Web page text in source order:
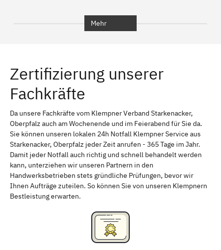
Erlangen Bamberg
Bayreuth
Schweinfurt Passau
Freising Rudelsdorf, Mittelfranken
Mehr
Zertifizierung unserer
Fachkräfte
Da unsere Fachkräfte vom Klempner Verband Starkenacker,
Oberpfalz auch am Wochenende und im Feierabend für Sie da.
Sie können unseren lokalen 24h Notfall Klempner Service aus
Starkenacker, Oberpfalz jeder Zeit anrufen - 365 Tage im Jahr.
Damit jeder Notfall auch richtig und schnell behandelt werden
kann, unterziehen wir unseren Partnern in den
Handwerksbetrieben stets gründliche Prüfungen, bevor wir
Ihnen Aufträge zuteilen. So können Sie von unseren Klempnern
Bestleistung erwarten.